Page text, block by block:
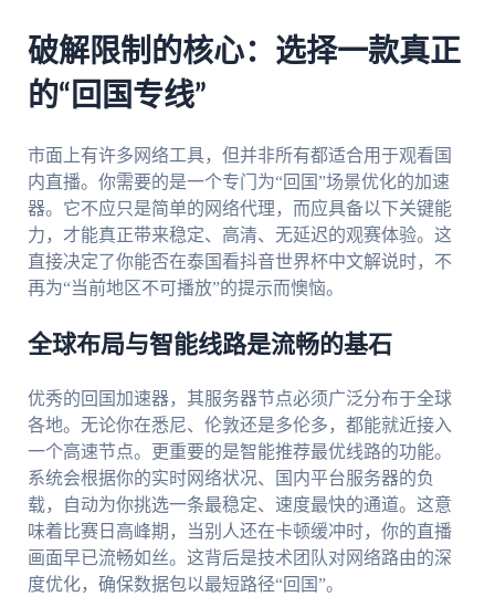
破解限制的核心：选择一款真正
的“回国专线”
市面上有许多网络工具，但并非所有都适合用于观看国
内直播。你需要的是一个专门为“回国”场景优化的加速
器。它不应只是简单的网络代理，而应具备以下关键能
力，才能真正带来稳定、高清、无延迟的观赛体验。这
直接决定了你能否在泰国看抖音世界杯中文解说时，不
再为“当前地区不可播放”的提示而懊恼。
全球布局与智能线路是流畅的基石
优秀的回国加速器，其服务器节点必须广泛分布于全球
各地。无论你在悉尼、伦敦还是多伦多，都能就近接入
一个高速节点。更重要的是智能推荐最优线路的功能。
系统会根据你的实时网络状况、国内平台服务器的负
载，自动为你挑选一条最稳定、速度最快的通道。这意
味着比赛日高峰期，当别人还在卡顿缓冲时，你的直播
画面早已流畅如丝。这背后是技术团队对网络路由的深
度优化，确保数据包以最短路径“回国”。